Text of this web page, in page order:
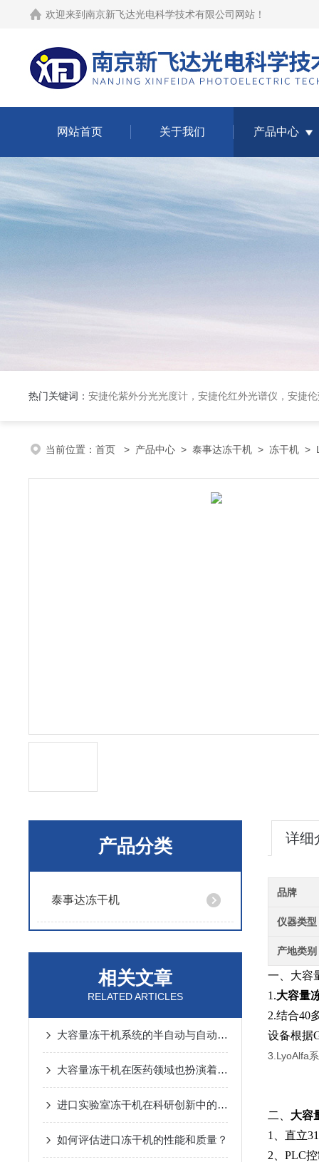
欢迎来到 南京新飞达光电科学技术有限公司网站 ！
网站首页 关于我们 产品中心
热门关键词： 安捷伦紫外分光光度计，安捷伦红外光谱仪，安捷伦荧光光谱仪，泰事达实验室冻干机，布鲁克台式顺
当前位置： 首页 > 产品中心 > 泰事达冻干机 > 冻干机 >
产品分类
泰事达冻干机
相关文章
RELATED ARTICLES
大容量冻干机系统的半自动与自动模式探讨
大容量冻干机在医药领域也扮演着重要角色
进口实验室冻干机在科研创新中的应用
如何评估进口冻干机的性能和质量？
详细
品牌
仪器类型
产地类别
一、大容
1.大容量
2.结合40
设备根据
3.LyoAlfa
二、 大容
1、直立
2、PLC